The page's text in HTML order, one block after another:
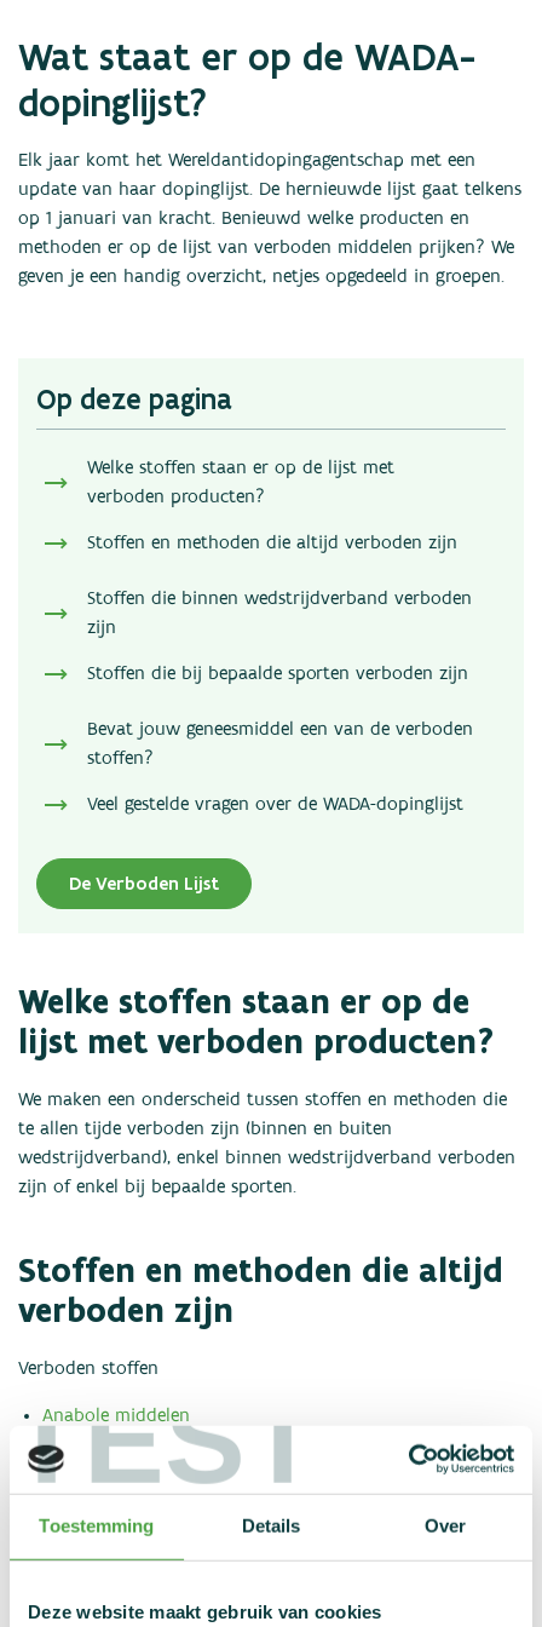
TEST
Toestemming Details Over
Deze website maakt gebruik van cookies
Statistieken
Links
Contact
Wat staat er op de WADA-
dopinglijst?
Elk jaar komt het Wereldantidopingagentschap met een
update van haar dopinglijst. De hernieuwde lijst gaat telkens
op 1 januari van kracht. Benieuwd welke producten en
methoden er op de lijst van verboden middelen prijken? We
geven je een handig overzicht, netjes opgedeeld in groepen.
Op deze pagina
Welke stoffen staan er op de lijst met
verboden producten?
Stoffen en methoden die altijd verboden zijn
Stoffen die binnen wedstrijdverband verboden
zijn
Stoffen die bij bepaalde sporten verboden zijn
Bevat jouw geneesmiddel een van de verboden
stoffen?
Veel gestelde vragen over de WADA-dopinglijst
De Verboden Lijst
Welke stoffen staan er op de
lijst met verboden producten?
We maken een onderscheid tussen stoffen en methoden die
te allen tijde verboden zijn (binnen en buiten
wedstrijdverband), enkel binnen wedstrijdverband verboden
zijn of enkel bij bepaalde sporten.
Stoffen en methoden die altijd
verboden zijn
Verboden stoffen
Anabole middelen
Peptidehormonen, groeifactoren, verwante stoffen en
mimetica
Hormoon- en metabole modulatoren
Diuretica en andere maskerende middelen